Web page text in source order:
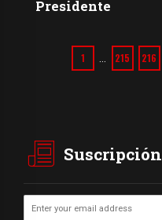
Presidente
1 215 216
Suscripción